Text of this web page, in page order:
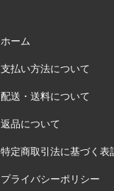
ホーム
支払い方法について
配送・送料について
返品について
特定商取引法に基づく表
プライバシーポリシー